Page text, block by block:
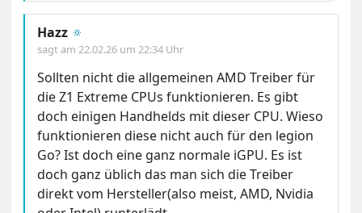
Hazz 🔅
sagt am22.02.26 um 22:34 Uhr
Sollten nicht die allgemeinen AMD Treiber für
die Z1 Extreme CPUs funktionieren. Es gibt
doch einigen Handhelds mit dieser CPU. Wieso
funktionieren diese nicht auch für den legion
Go? Ist doch eine ganz normale iGPU. Es ist
doch ganz üblich das man sich die Treiber
direkt vom Hersteller(also meist, AMD, Nvidia